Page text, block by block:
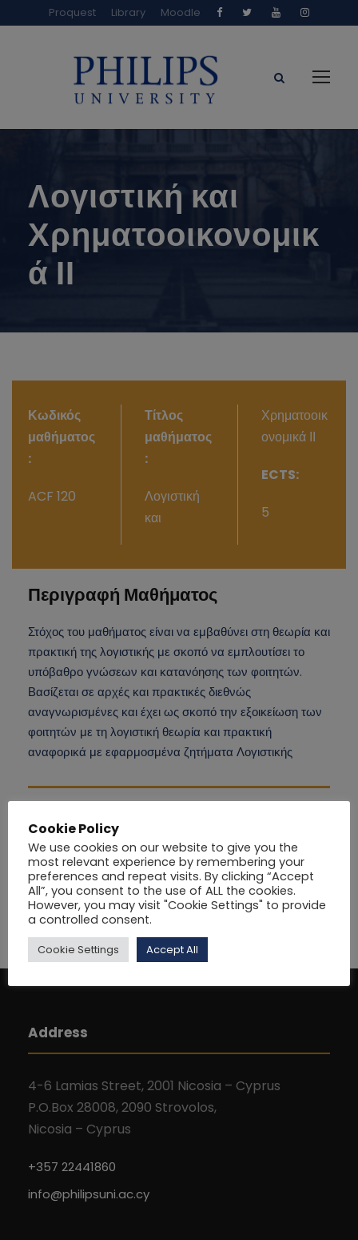
Proquest Library Moodle
Λογιστική και
Χρηματοοικονομικ
ά ΙΙ
Κωδικός
μαθήματος
:
ACF 120
Τίτλος
μαθήματος
:
Λογιστική
και
Χρηματοοικ
ονομικά ΙΙ
ECTS:
5
Περιγραφή Μαθήματος
Στόχος του μαθήματος είναι να εμβαθύνει στη θεωρία και
πρακτική της λογιστικής με σκοπό να εμπλουτίσει το
υπόβαθρο γνώσεων και κατανόησης των φοιτητών.
Βασίζεται σε αρχές και πρακτικές διεθνώς
αναγνωρισμένες και έχει ως σκοπό την εξοικείωση των
φοιτητών με τη λογιστική θεωρία και πρακτική
αναφορικά με εφαρμοσμένα ζητήματα Λογιστικής
Address
4-6 Lamias Street, 2001 Nicosia – Cyprus
P.O.Box 28008, 2090 Strovolos,
Nicosia – Cyprus
+357 22441860
info@philipsuni.ac.cy
Cookie Policy
We use cookies on our website to give you the
most relevant experience by remembering your
preferences and repeat visits. By clicking “Accept
All”, you consent to the use of ALL the cookies.
However, you may visit "Cookie Settings" to provide
a controlled consent.
Cookie Settings Accept All